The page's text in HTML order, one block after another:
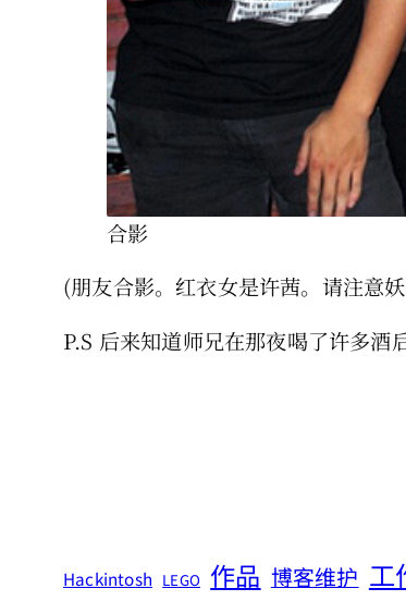
合影
(朋友合影。红衣女是许茜。请注意
P.S 后来知道师兄在那夜喝了许多酒
Hackintosh LEGO 作品 博客维护 工